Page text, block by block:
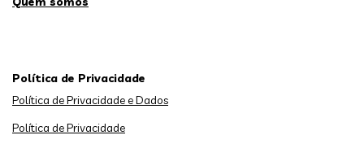
Política de Privacidade
Política de Privacidade e Dados
Política de Privacidade